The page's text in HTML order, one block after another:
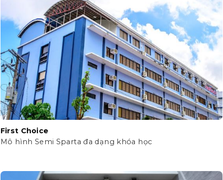
First Choice
Mô hình Semi Sparta đa dạng khóa học